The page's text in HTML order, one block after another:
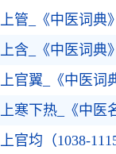
上管_《中医词典》
上含_《中医词典》
上官翼_《中医词
上寒下热_《中医
上官均（1038-